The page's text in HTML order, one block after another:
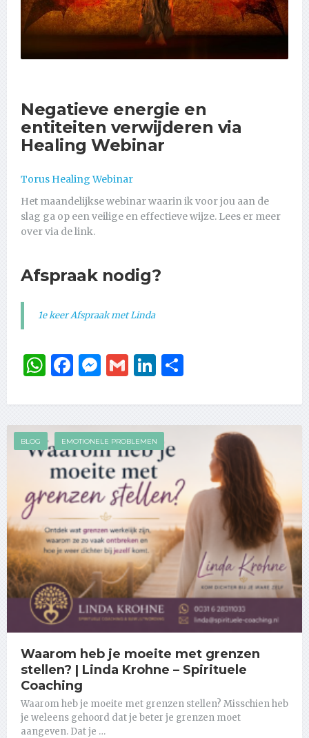
Negatieve energie en
entiteiten verwijderen via
Healing Webinar
Torus Healing Webinar
Het maandelijkse webinar waarin ik voor jou aan de
slag ga op een veilige en effectieve wijze. Lees er meer
over via de link.
Afspraak nodig?
1e keer Afspraak met Linda
WhatsApp
Facebook
Messenger
GmailLinkedIn
BLOG EMOTIONELE PROBLEMEN
Waarom heb je moeite met grenzen
stellen? | Linda Krohne – Spirituele
Coaching
Waarom heb je moeite met grenzen stellen? Misschien heb
je weleens gehoord dat je beter je grenzen moet
aangeven. Dat je …